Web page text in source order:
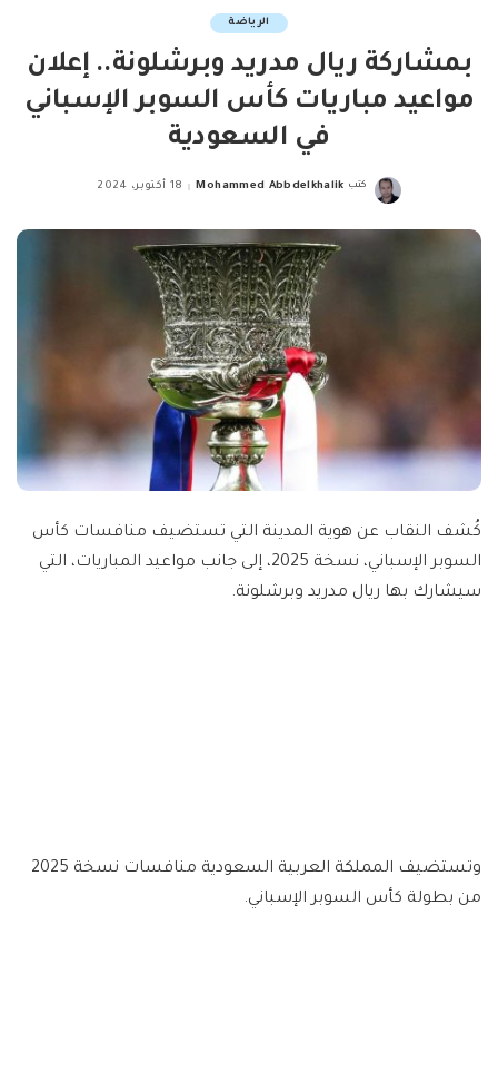
الرياضة
بمشاركة ريال مدريد وبرشلونة.. إعلان
مواعيد مباريات كأس السوبر الإسباني
في السعودية
Posted
كتب Mohammed Abbdelkhalik 18 أكتوبر، 2024
كُشف النقاب عن هوية المدينة التي تستضيف منافسات كأس
السوبر الإسباني، نسخة 2025، إلى جانب مواعيد المباريات، التي
سيشارك بها ريال مدريد وبرشلونة.
وتستضيف المملكة العربية السعودية منافسات نسخة 2025
من بطولة كأس السوبر الإسباني.